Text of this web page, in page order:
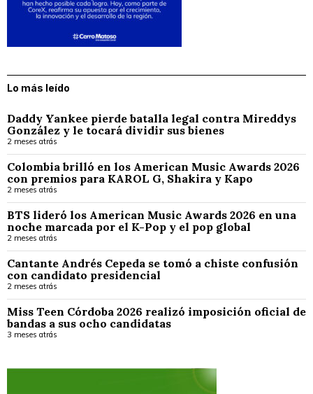
Lo más leído
Daddy Yankee pierde batalla legal contra Mireddys
González y le tocará dividir sus bienes
2 meses atrás
Colombia brilló en los American Music Awards 2026
con premios para KAROL G, Shakira y Kapo
2 meses atrás
BTS lideró los American Music Awards 2026 en una
noche marcada por el K-Pop y el pop global
2 meses atrás
Cantante Andrés Cepeda se tomó a chiste confusión
con candidato presidencial
2 meses atrás
Miss Teen Córdoba 2026 realizó imposición oficial de
bandas a sus ocho candidatas
3 meses atrás